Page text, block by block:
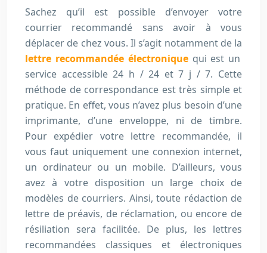
Sachez qu’il est possible d’envoyer votre
courrier recommandé sans avoir à vous
déplacer de chez vous. Il s’agit notamment de la
lettre recommandée électronique qui est un
service accessible 24 h / 24 et 7 j / 7. Cette
méthode de correspondance est très simple et
pratique. En effet, vous n’avez plus besoin d’une
imprimante, d’une enveloppe, ni de timbre.
Pour expédier votre lettre recommandée, il
vous faut uniquement une connexion internet,
un ordinateur ou un mobile. D’ailleurs, vous
avez à votre disposition un large choix de
modèles de courriers. Ainsi, toute rédaction de
lettre de préavis, de réclamation, ou encore de
résiliation sera facilitée. De plus, les lettres
recommandées classiques et électroniques